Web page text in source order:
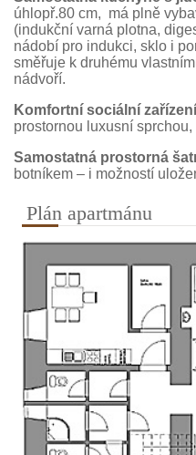
úhlopř.80 cm, má plně
(indukční varná plotna,
nádobí pro indukci, sklo i
směřuje k druhému
nádvoří.
Komfortní sociální zařízení
prostornou luxusní
Samostatná prostorná
botníkem – i možností
Plán apartmánu